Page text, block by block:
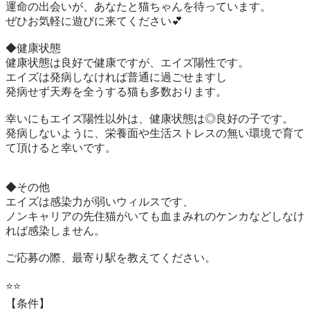
運命の出会いが、あなたと猫ちゃんを待っています。
ぜひお気軽に遊びに来てください💕
◆健康状態
健康状態は良好で健康ですが、エイズ陽性です。
エイズは発病しなければ普通に過ごせますし
発病せず天寿を全うする猫も多数おります。
幸いにもエイズ陽性以外は、健康状態は◎良好の子です。
発病しないように、栄養面や生活ストレスの無い環境で育て
て頂けると幸いです。
◆その他
エイズは感染力が弱いウィルスです、
ノンキャリアの先住猫がいても血まみれのケンカなどしなけ
れば感染しません。
ご応募の際、最寄り駅を教えてください。
⭐️⭐️
【条件】